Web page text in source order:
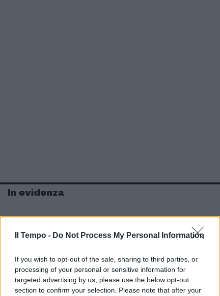
Il Tempo - Do Not Process My Personal Information
If you wish to opt-out of the sale, sharing to third parties, or
processing of your personal or sensitive information for
targeted advertising by us, please use the below opt-out
section to confirm your selection. Please note that after your
In evidenza